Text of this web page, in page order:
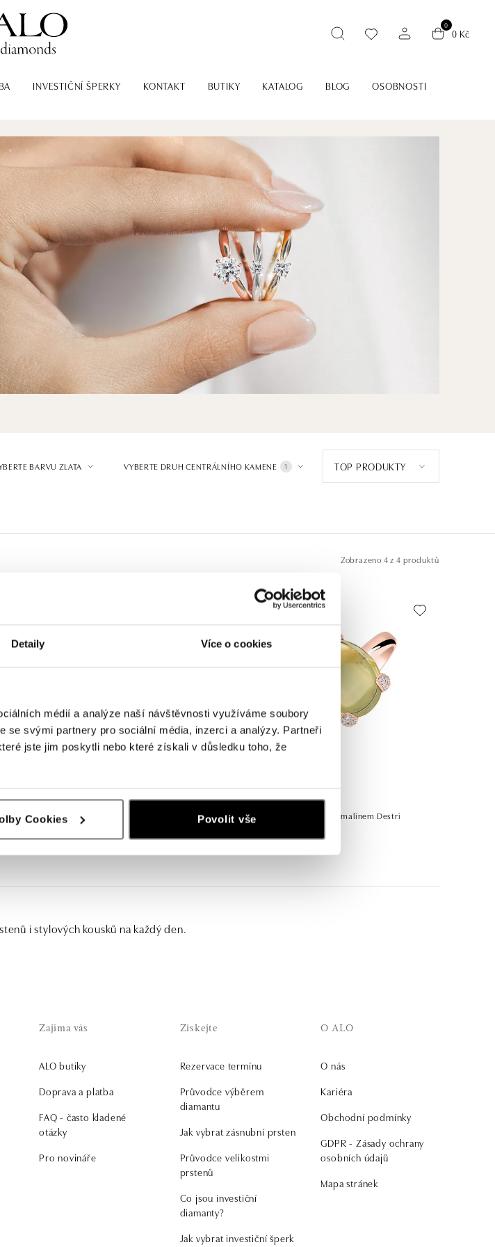
Detaily Více o cookies
médií a analýze naší návštěvnosti využíváme soubory
svými partnery pro sociální média, inzerci a analýzy. Partneři
jste jim poskytli nebo které získali v důsledku toho, že
Cookies Povolit vše
0
0 Kč
INVESTIČNÍ ŠPERKY KONTAKT BUTIKY KATALOG BLOG OSOBNOSTI
BARVU ZLATA VYBERTE DRUH CENTRÁLNÍHO KAMENE 1 TOP PRODUKTY
Zobrazeno 4 z 4 produktů
ALO
Prsten s turmalínem Elaine
od 35 005 Kč
ALO
Prsten s diamanty a turmalínem Destri
od 63 235 Kč
i stylových kousků na každý den.
Zajíma vás
ALO butiky
Doprava a platba
FAQ - často kladené
otázky
Pro novináře
Získejte
Rezervace termínu
Průvodce výběrem
diamantu
Jak vybrat zásnubní prsten
Průvodce velikostmi
prstenů
Co jsou investiční
diamanty?
Jak vybrat investiční šperk
O ALO
O nás
Kariéra
Obchodní podmínky
GDPR - Zásady ochrany
osobních údajů
Mapa stránek